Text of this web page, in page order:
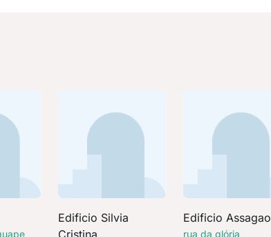
Edificio Silvia
Edificio Assagao
rua da glória